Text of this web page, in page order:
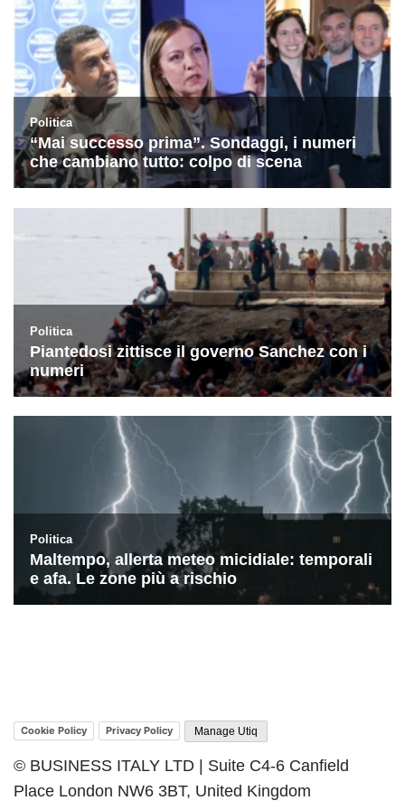
Cookie Policy Privacy Policy Manage Utiq
© BUSINESS ITALY LTD | Suite C4-6 Canfield
Place London NW6 3BT, United Kingdom